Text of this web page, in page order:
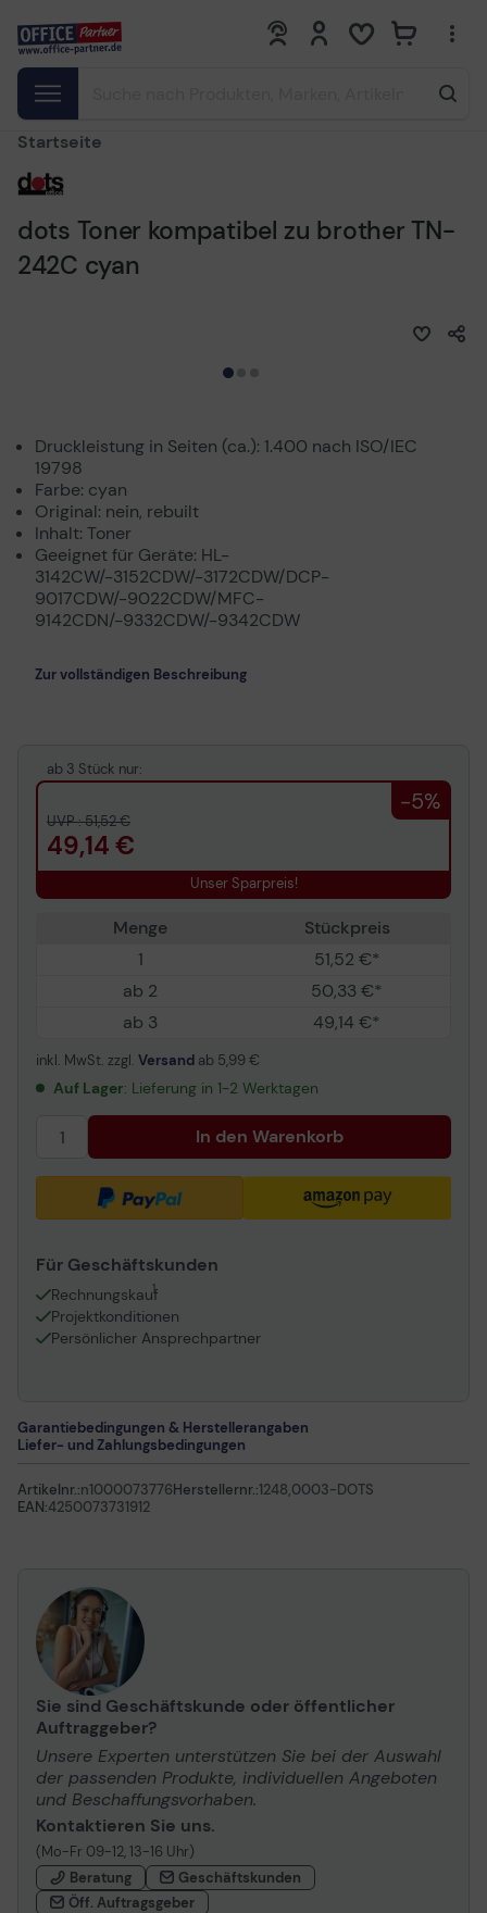
0 0
Startseite
dots Toner kompatibel zu brother TN-
242C cyan
Druckleistung in Seiten (ca.): 1.400 nach ISO/IEC
19798
Farbe: cyan
Original: nein, rebuilt
Inhalt: Toner
Geeignet für Geräte: HL-
3142CW/-3152CDW/-3172CDW/DCP-
9017CDW/-9022CDW/MFC-
9142CDN/-9332CDW/-9342CDW
Zur vollständigen Beschreibung
UVP : 51,52 €
49,14 €
ab 3 Stück nur:
-5%
Unser Sparpreis!
inkl. MwSt. zzgl. Versand ab 5,99 €
Menge
Stückpreis
1
51,52 €*
ab 2
50,33 €*
ab 3
49,14 €*
Auf Lager: Lieferung in 1-2 Werktagen
In den Warenkorb
Für Geschäftskunden
Rechnungskauf
1
Projektkonditionen
Persönlicher Ansprechpartner
Garantiebedingungen & Herstellerangaben
Liefer- und Zahlungsbedingungen
Artikelnr.:n1000073776Herstellernr.:1248,0003-DOTS
EAN:4250073731912
Sie sind Geschäftskunde oder öffentlicher
Auftraggeber?
Unsere Experten unterstützen Sie bei der Auswahl
der passenden Produkte, individuellen Angeboten
und Beschaffungsvorhaben.
Kontaktieren Sie uns.
(Mo-Fr 09-12, 13-16 Uhr)
Beratung
Geschäftskunden
Öff. Auftragsgeber